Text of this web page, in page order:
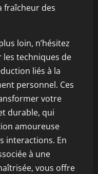
fraîcheur des
loin, n’hésitez
les techniques de
liés à la
personnel. Ces
votre
durable, qui
amoureuse
interactions. En
à une
vous offre